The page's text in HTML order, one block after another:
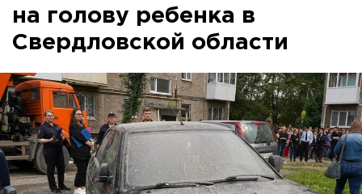
на голову ребенка в
Свердловской области